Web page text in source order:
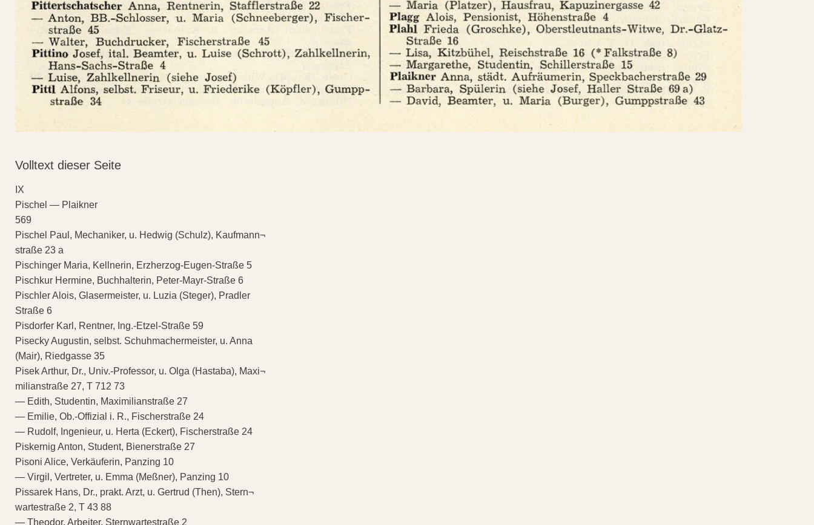
Volltext dieser Seite
IX
Pischel — Plaikner
569
Pischel Paul, Mechaniker, u. Hedwig (Schulz), Kaufmann¬
straße 23 a
Pischinger Maria, Kellnerin, Erzherzog-Eugen-Straße 5
Pischkur Hermine, Buchhalterin, Peter-Mayr-Straße 6
Pischler Alois, Glasermeister, u. Luzia (Steger), Pradler
Straße 6
Pisdorfer Karl, Rentner, Ing.-Etzel-Straße 59
Pisecky Augustin, selbst. Schuhmachermeister, u. Anna
(Mair), Riedgasse 35
Pisek Arthur, Dr., Univ.-Professor, u. Olga (Hastaba), Maxi¬
milianstraße 27, T 712 73
— Edith, Studentin, Maximilianstraße 27
— Emilie, Ob.-Offizial i. R., Fischerstraße 24
— Rudolf, Ingenieur, u. Herta (Eckert), Fischerstraße 24
Piskernig Anton, Student, Bienerstraße 27
Pisoni Alice, Verkäuferin, Panzing 10
— Virgil, Vertreter, u. Emma (Meßner), Panzing 10
Pissarek Hans, Dr., prakt. Arzt, u. Gertrud (Then), Stern¬
wartestraße 2, T 43 88
— Theodor, Arbeiter, Sternwartestraße 2